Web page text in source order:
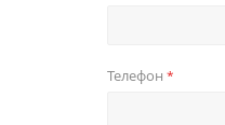
Телефон *